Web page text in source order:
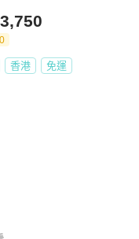
香港 免運